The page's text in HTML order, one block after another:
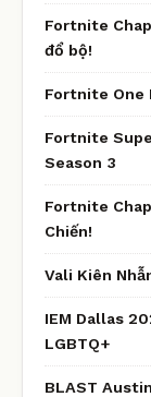
Fortnite
đổ bộ!
Fortnite One
Fortnite
Season 3
Fortnite
Chiến!
Vali Kiên
IEM Dallas
LGBTQ+
BLAST